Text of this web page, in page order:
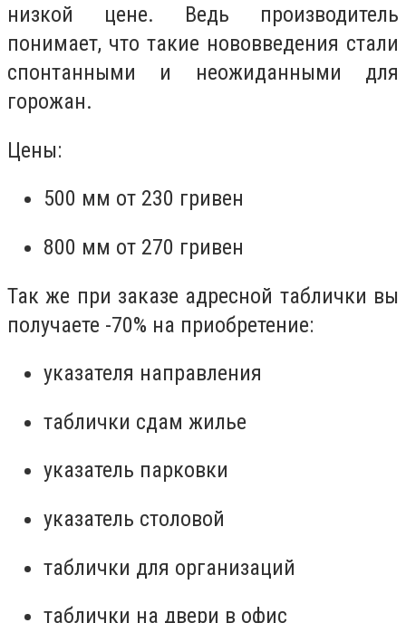
низкой цене. Ведь производитель
понимает, что такие нововведения стали
спонтанными и неожиданными для
горожан.
Цены:
500 мм от 230 гривен
800 мм от 270 гривен
Так же при заказе адресной таблички вы
получаете -70% на приобретение:
указателя направления
таблички сдам жилье
указатель парковки
указатель столовой
таблички для организаций
таблички на двери в офис